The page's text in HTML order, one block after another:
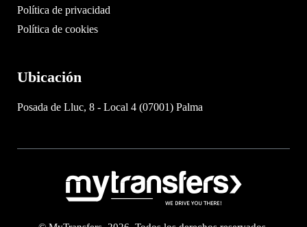
Política de privacidad
Política de cookies
Ubicación
Posada de Lluc, 8 - Local 4 (07001) Palma